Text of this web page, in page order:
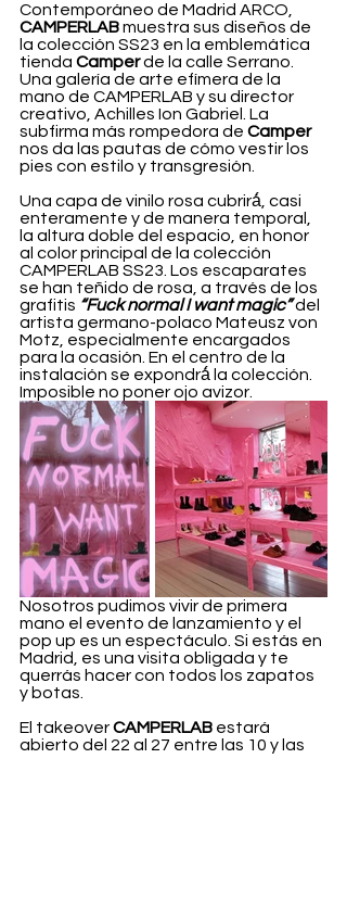
Contemporáneo de Madrid ARCO,
CAMPERLAB muestra sus diseños de
la colección SS23 en la emblemática
tienda Camper de la calle Serrano.
Una galería de arte efímera de la
mano de CAMPERLAB y su director
creativo, Achilles Ion Gabriel. La
subfirma más rompedora de Camper
nos da las pautas de cómo vestir los
pies con estilo y transgresión.
Una capa de vinilo rosa cubrirá́, casi
enteramente y de manera temporal,
la altura doble del espacio, en honor
al color principal de la colección
CAMPERLAB SS23. Los escaparates
se han teñido de rosa, a través de los
grafitis “Fuck normal I want magic” del
artista germano-polaco Mateusz von
Motz, especialmente encargados
para la ocasión. En el centro de la
instalación se expondrá́ la colección.
Imposible no poner ojo avizor.
Nosotros pudimos vivir de primera
mano el evento de lanzamiento y el
pop up es un espectáculo. Si estás en
Madrid, es una visita obligada y te
querrás hacer con todos los zapatos
y botas.
El takeover CAMPERLAB estará
abierto del 22 al 27 entre las 10 y las